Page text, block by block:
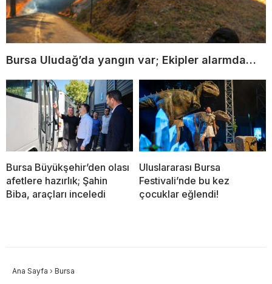
Bursa Uludağ’da yangın var; Ekipler alarmda…
Bursa Büyükşehir’den olası
afetlere hazırlık; Şahin
Biba, araçları inceledi
Uluslararası Bursa
Festivali’nde bu kez
çocuklar eğlendi!
Ana Sayfa › Bursa